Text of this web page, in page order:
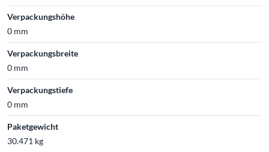
Verpackungshöhe
0 mm
Verpackungsbreite
0 mm
Verpackungstiefe
0 mm
Paketgewicht
30.471 kg